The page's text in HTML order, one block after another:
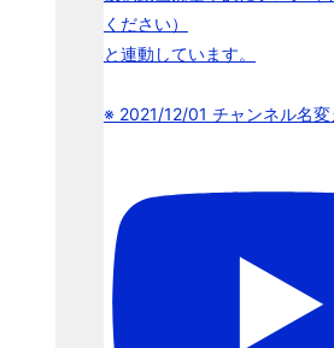
ください）
と連動しています。
※ 2021/12/01 チャンネル名変